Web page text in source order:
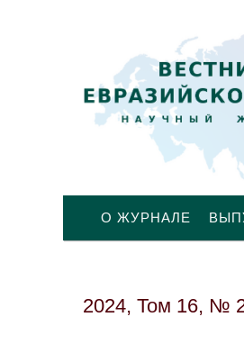
О ЖУРНАЛЕ
2024, Том 16, №